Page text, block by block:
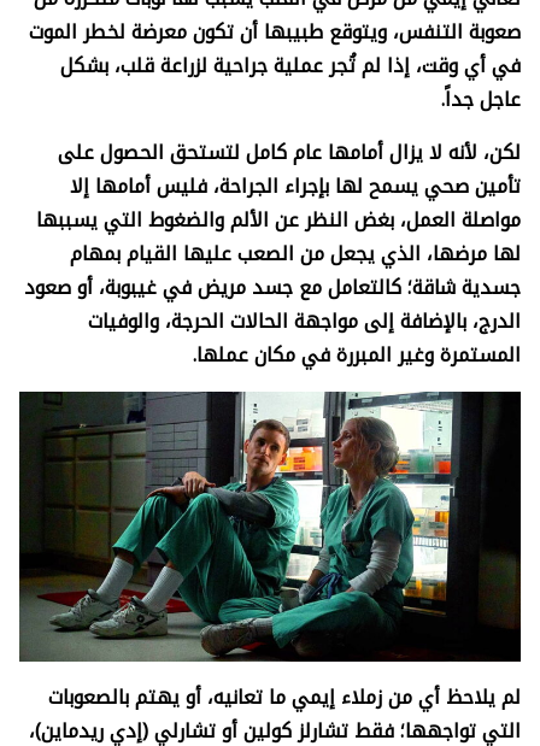
صعوبة التنفس، ويتوقع طبيبها أن تكون معرضة لخطر الموت
في أي وقت، إذا لم تُجر عملية جراحية لزراعة قلب، بشكل
عاجل جداً.
لكن، لأنه لا يزال أمامها عام كامل لتستحق الحصول على
تأمين صحي يسمح لها بإجراء الجراحة، فليس أمامها إلا
مواصلة العمل، بغض النظر عن الألم والضغوط التي يسببها
لها مرضها، الذي يجعل من الصعب عليها القيام بمهام
جسدية شاقة؛ كالتعامل مع جسد مريض في غيبوبة، أو صعود
الدرج، بالإضافة إلى مواجهة الحالات الحرجة، والوفيات
المستمرة وغير المبررة في مكان عملها.
لم يلاحظ أي من زملاء إيمي ما تعانيه، أو يهتم بالصعوبات
التي تواجهها؛ فقط تشارلز كولين أو تشارلي (إدي ريدماين)،